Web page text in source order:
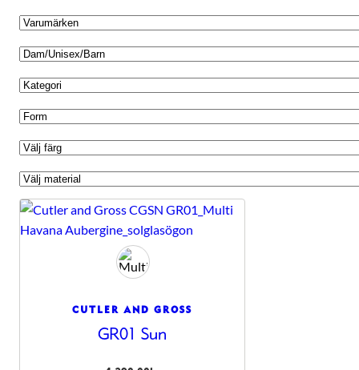
CUTLER AND GROSS
GR01 Sun